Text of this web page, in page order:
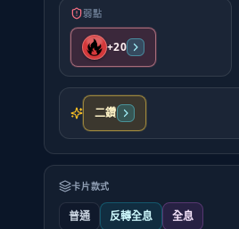
弱點
+20
二鑽
卡片款式
普通 反轉全息 全息